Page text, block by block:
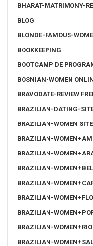
BHARAT-MATRIMONY-
BLOG
BLONDE-FAMOUS-
BOOKKEEPING
BOOTCAMP DE
BOSNIAN-WOMEN
BRAVODATE-REVIEW
BRAZILIAN-DATING-
BRAZILIAN-WOMEN SITE
BRAZILIAN-
BRAZILIAN-
BRAZILIAN-
BRAZILIAN-
BRAZILIAN-
BRAZILIAN-
BRAZILIAN-
BRAZILIAN-